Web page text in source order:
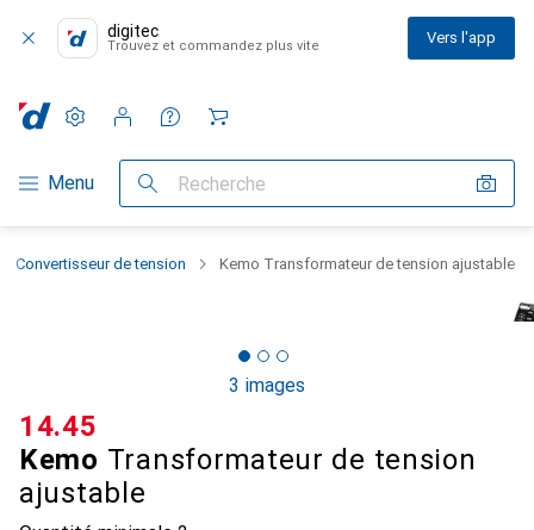
digitec
Trouvez et commandez plus vite Vers l'app
Navigation par catégorie
Menu Recherche
Paramètres
Compte client
Listes de comparaison
Listes d'envies
Panier
Convertisseur de tension Kemo Transformateur de tension ajustable
3 images
Kemo Transformateur de tension
ajustable
CHF
14.45